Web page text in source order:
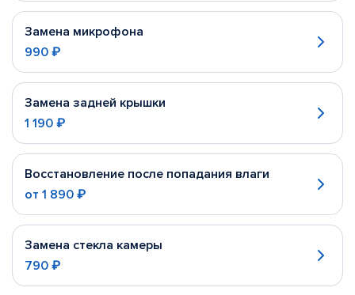
Замена микрофона
990 ₽
Замена задней крышки
1 190 ₽
Восстановление после попадания влаги
от 1 890 ₽
Замена стекла камеры
790 ₽